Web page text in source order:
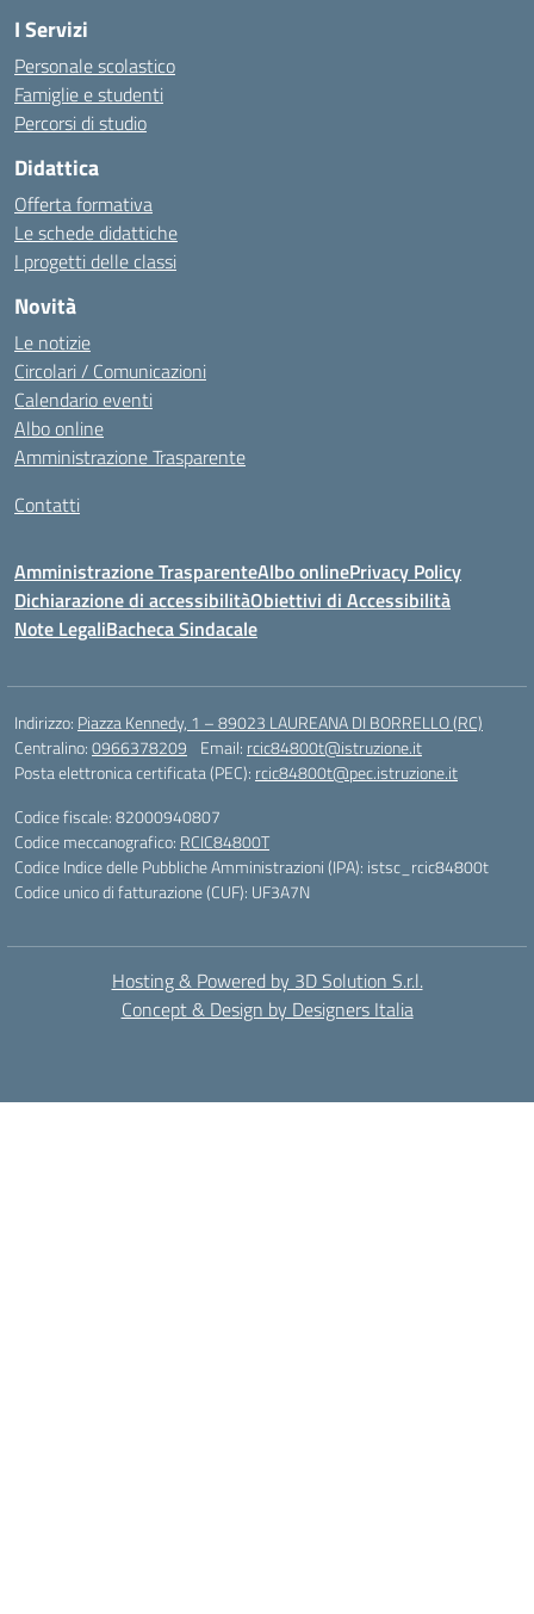
I Servizi
Personale scolastico
Famiglie e studenti
Percorsi di studio
Didattica
Offerta formativa
Le schede didattiche
I progetti delle classi
Novità
Le notizie
Circolari / Comunicazioni
Calendario eventi
Albo online
Amministrazione Trasparente
Contatti
Amministrazione TrasparenteAlbo onlinePrivacy Policy
Dichiarazione di accessibilitàObiettivi di Accessibilità
Note LegaliBacheca Sindacale
Indirizzo: Piazza Kennedy, 1 – 89023 LAUREANA DI BORRELLO (RC)
Centralino:0966378209 Email: rcic84800t@istruzione.it
Posta elettronica certificata (PEC): rcic84800t@pec.istruzione.it
Codice fiscale: 82000940807
Codice meccanografico: RCIC84800T
Codice Indice delle Pubbliche Amministrazioni (IPA): istsc_rcic84800t
Codice unico di fatturazione (CUF): UF3A7N
Hosting & Powered by 3D Solution S.r.l.
Concept & Design by Designers Italia